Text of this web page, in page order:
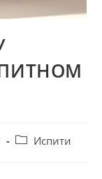
Испити